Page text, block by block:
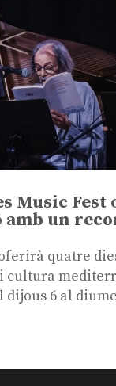
Music Fest
amb un
quatre
cultura
dijous 6 al